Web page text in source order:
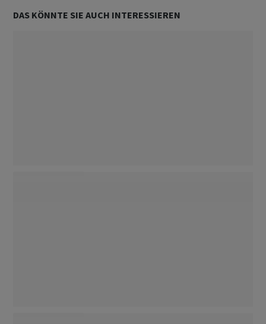
DAS KÖNNTE SIE AUCH INTERESSIEREN